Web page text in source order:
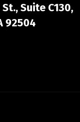
Suite C130,
92504